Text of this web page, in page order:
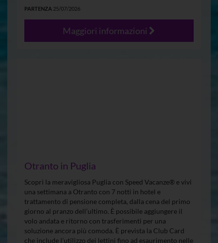
PARTENZA 25/07/2026
Maggiori informazioni
Otranto in Puglia
Scopri la meravigliosa Puglia con Speed Vacanze® e vivi
una settimana a Otranto con 7 notti in hotel e
trattamento di pensione completa, dalla cena del primo
giorno al pranzo dell’ultimo. È possibile aggiungere il
volo andata e ritorno con trasferimenti per una
soluzione ancora più comoda. È prevista la Club Card
che include l’utilizzo dei lettini fino ad esaurimento nelle